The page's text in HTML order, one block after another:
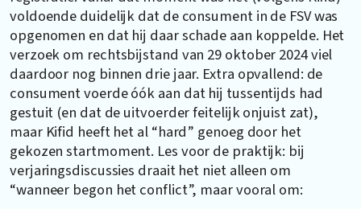
voldoende duidelijk dat de consument in de FSV was
opgenomen en dat hij daar schade aan koppelde. Het
verzoek om rechtsbijstand van 29 oktober 2024 viel
daardoor nog binnen drie jaar. Extra opvallend: de
consument voerde óók aan dat hij tussentijds had
gestuit (en dat de uitvoerder feitelijk onjuist zat),
maar Kifid heeft het al “hard” genoeg door het
gekozen startmoment. Les voor de praktijk: bij
verjaringsdiscussies draait het niet alleen om
“wanneer begon het conflict”, maar vooral om: